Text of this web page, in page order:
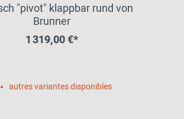
"pivot" klappbar rund von
Brunner
1 319,00 €*
autres variantes disponibles